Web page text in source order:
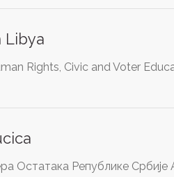
Libya
Rights, Civic and Voter
Остатака Републике